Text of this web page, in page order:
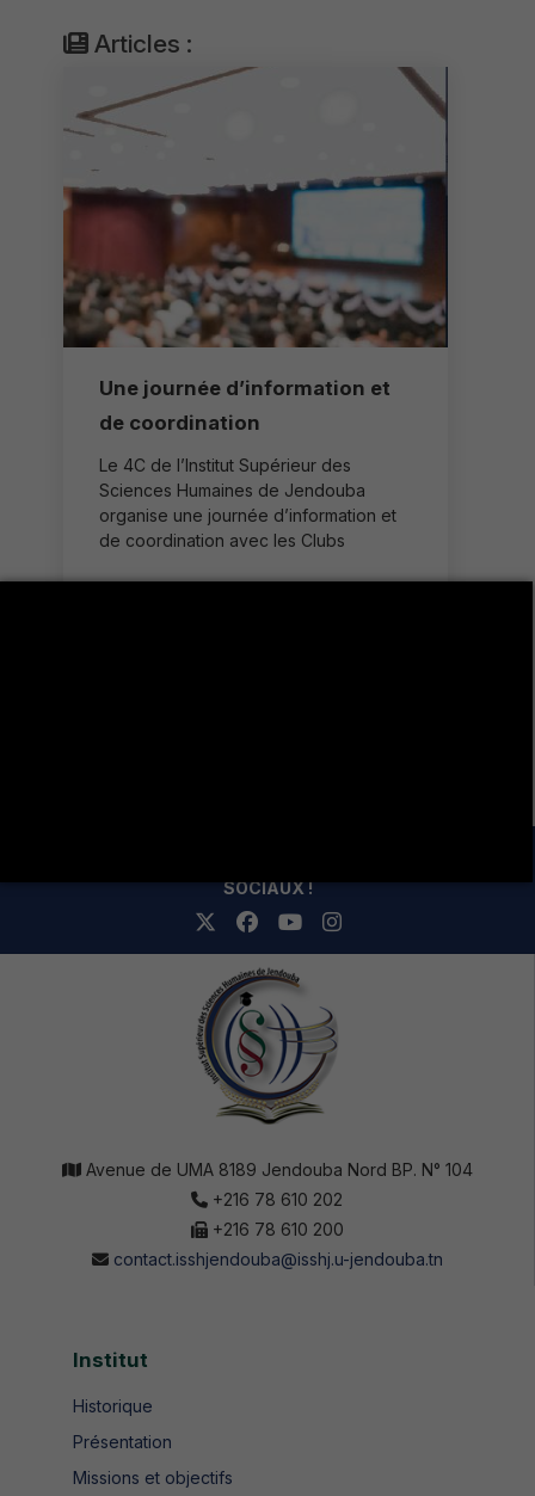
Articles :
Une journée d’information et
de coordination
Le 4C de l’Institut Supérieur des
Sciences Humaines de Jendouba
organise une journée d’information et
de coordination avec les Clubs
SOCIAUX !
Avenue de UMA 8189 Jendouba Nord BP. N° 104
+216 78 610 202
+216 78 610 200
contact.isshjendouba@isshj.u-jendouba.tn
Institut
Historique
Présentation
Missions et objectifs